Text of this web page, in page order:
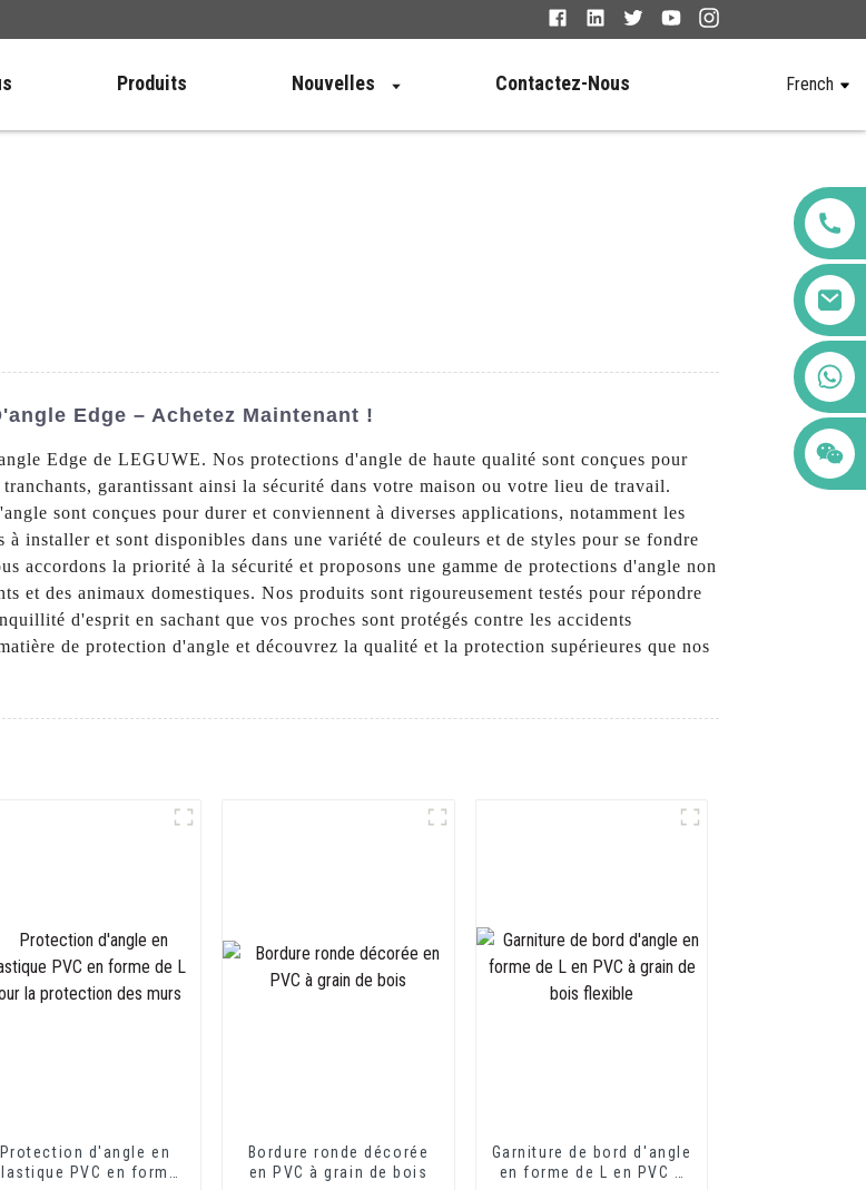
Produits Nouvelles Contactez-Nous French
+86 123456789122
Edge – Achetez Maintenant !
Edge de LEGUWE. Nos protections d'angle de haute qualité sont conçues pour
garantissant ainsi la sécurité dans votre maison ou votre lieu de travail.
sont conçues pour durer et conviennent à diverses applications, notamment les
installer et sont disponibles dans une variété de couleurs et de styles pour se fondre
accordons la priorité à la sécurité et proposons une gamme de protections d'angle non
et des animaux domestiques. Nos produits sont rigoureusement testés pour répondre
d'esprit en sachant que vos proches sont protégés contre les accidents
de protection d'angle et découvrez la qualité et la protection supérieures que nos
Protection d'angle en
PVC en forme
Bordure ronde décorée
en PVC à grain de bois
Garniture de bord d'angle
en forme de L en PVC à